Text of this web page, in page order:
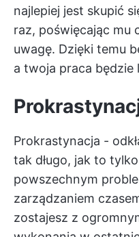
najlepiej jest skupić
raz, poświęcając mu
uwagę. Dzięki temu
a twoja praca będzie
Prokrastynacja -
tak długo, jak to
powszechnym
zarządzaniem
zostajesz z